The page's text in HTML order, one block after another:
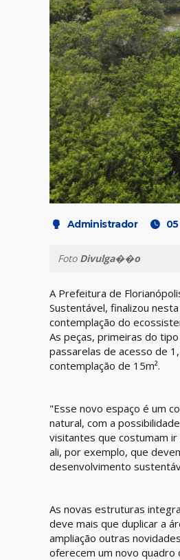
Administrador
Foto Divulga��o
A Prefeitura de
Sustentável, finalizou
contemplação do
As peças, primeiras do
passarelas de acesso de
contemplação de 15m².
"Esse novo espaço é um
natural, com a
visitantes que costumam
ali, por exemplo, que
desenvolvimento
As novas estruturas
deve mais que duplicar a
ampliação outras
oferecem um novo quadro